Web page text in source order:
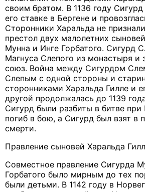
своим братом. В 1136 году
его ставке в Бергене и
Сторонники Харальда не
престол двух малолетних
Мунна и Инге Горбатого. Сигурд
Магнуса Слепого из монастыря и
союз. Война между Сигурдом
Слепым с одной стороны и
сторонниками Харальда Гилле и
другой продолжалась до 1139
Сигурд были разбиты в битве при
погиб в бою, а Сигурд был взят в
смерти.
Правление сыновей Харальда
Совместное правление Сигурда
Горбатого было мирным до тех
были детьми. В 1142 году в